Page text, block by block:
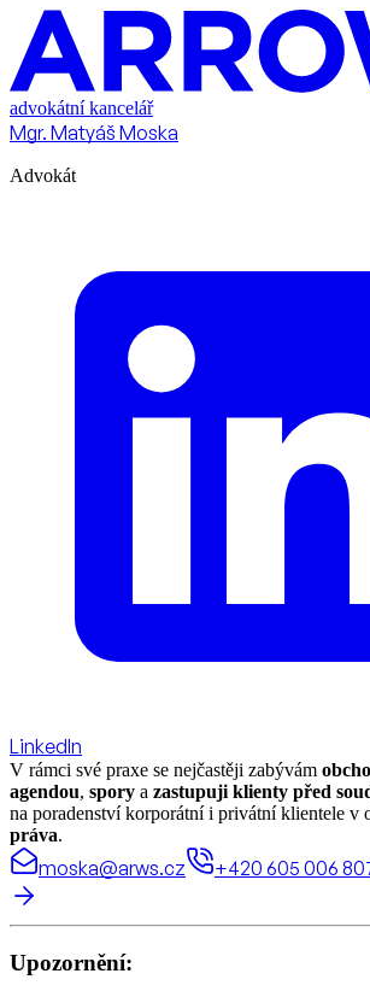
advokátní kancelář
Mgr. Matyáš Moska
Advokát
LinkedIn
V rámci své praxe se nejčastěji zabývám
agendou, spory a zastupuji klienty před
na poradenství korporátní i privátní klientele v
práva.
moska@arws.cz +420 605 006
Upozornění: